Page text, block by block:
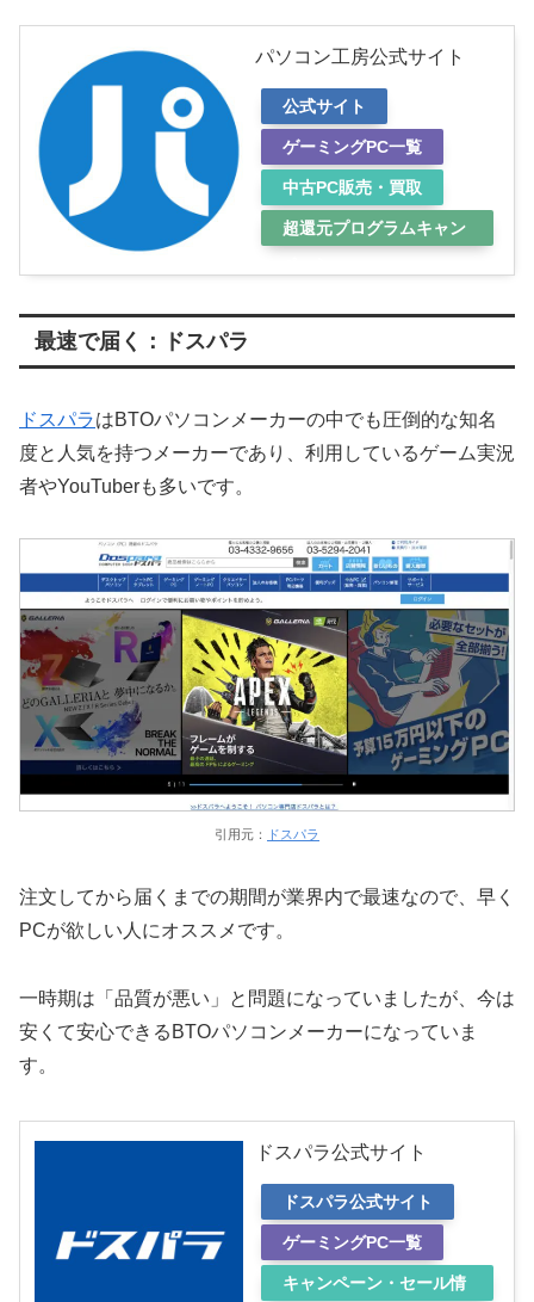
パソコン工房公式サイト
公式サイト
ゲーミングPC一覧
中古PC販売・買取
超還元プログラムキャン
最速で届く：ドスパラ
ドスパラはBTOパソコンメーカーの中でも圧倒的な知名
度と人気を持つメーカーであり、利用しているゲーム実況
者やYouTuberも多いです。
引用元： ドスパラ
注文してから届くまでの期間が業界内で最速なので、早く
PCが欲しい人にオススメです。
一時期は「品質が悪い」と問題になっていましたが、今は
安くて安心できるBTOパソコンメーカーになっていま
す。
ドスパラ公式サイト
ドスパラ公式サイト
ゲーミングPC一覧
キャンペーン・セール情